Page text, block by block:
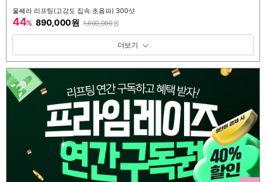
울쎄라 리프팅(고강도 집속 초음파) 300샷
44% 890,000원 1,600,000원
패키지 보기 토글